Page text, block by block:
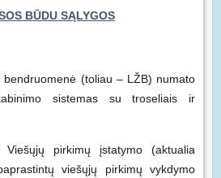
BŪDU SĄLYGOS
bendruomenė (toliau – LŽB) numato
sistemas su troseliais ir
Viešųjų pirkimų įstatymo (aktualia
viešųjų pirkimų vykdymo